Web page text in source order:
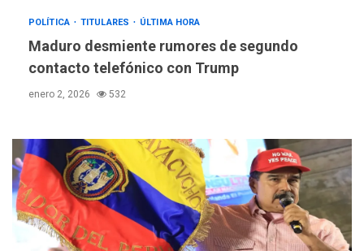
POLÍTICA TITULARES ÚLTIMA HORA
Maduro desmiente rumores de segundo
contacto telefónico con Trump
enero 2, 2026 532